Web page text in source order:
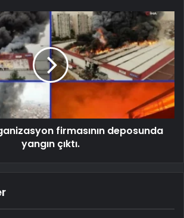
firmasının deposunda
yangın çıktı.